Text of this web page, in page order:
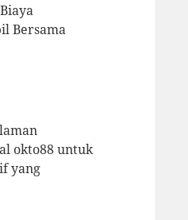
Bersama
okto88 untuk
yang